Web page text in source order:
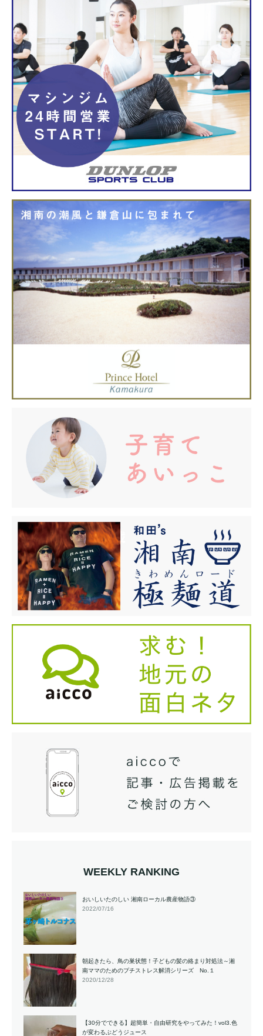
WEEKLY RANKING
おいしいたのしい 湘南ローカル農産物語③
2022/07/16
朝起きたら、鳥の巣状態！子どもの髪の絡まり対処法～湘
南ママのためのプチストレス解消シリーズ No.１
2020/12/28
【30分でできる】超簡単・自由研究をやってみた！vol3.色
が変わるぶどうジュース